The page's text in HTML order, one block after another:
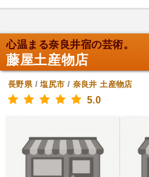
心温まる奈良井宿の芸術。
藤屋土産物店
長野県/塩尻市 / 奈良井 土産物店
5.0